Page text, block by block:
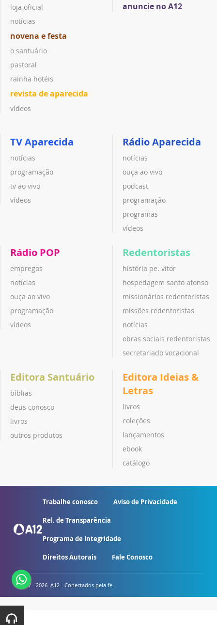
loja oficial
notícias
novena e festa
o santuário
pastoral
rainha hotéis
revista de aparecida
vídeos
anuncie no A12
TV Aparecida
notícias
programação
tv ao vivo
vídeos
Rádio Aparecida
notícias
ouça ao vivo
podcast
programação
programas
vídeos
Rádio POP
empregos
notícias
ouça ao vivo
programação
vídeos
Redentoristas
história pe. vitor
hospedagem santo afonso
missionários redentoristas
missões redentoristas
notícias
obras sociais redentoristas
secretariado vocacional
Editora Santuário
bíblias
deus conosco
livros
outros produtos
Editora Ideias &
Letras
livros
coleções
lançamentos
ebook
catálogo
Trabalhe conosco Aviso de Privacidade
Rel. de Transparência
Programa de Integridade
Direitos Autorais Fale Conosco
© 2007 - 2026. A12 - Conectados pela fé.